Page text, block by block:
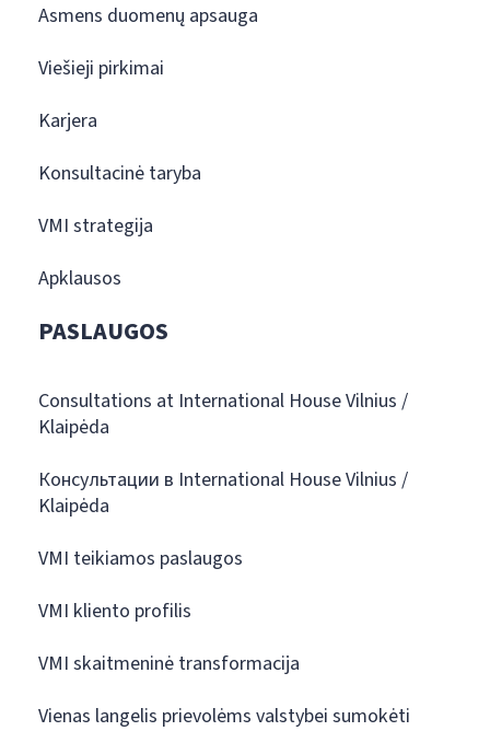
Asmens duomenų apsauga
Viešieji pirkimai
Karjera
Konsultacinė taryba
VMI strategija
Apklausos
PASLAUGOS
Consultations at International House Vilnius /
Klaipėda
Консультации в International House Vilnius /
Klaipėda
VMI teikiamos paslaugos
VMI kliento profilis
VMI skaitmeninė transformacija
Vienas langelis prievolėms valstybei sumokėti